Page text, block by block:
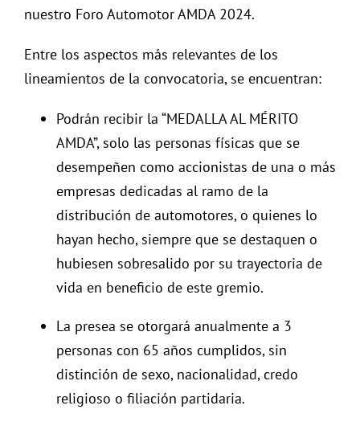
nuestro Foro Automotor AMDA 2024.
Entre los aspectos más relevantes de los
lineamientos de la convocatoria, se encuentran:
Podrán recibir la “MEDALLA AL MÉRITO
AMDA”, solo las personas físicas que se
desempeñen como accionistas de una o más
empresas dedicadas al ramo de la
distribución de automotores, o quienes lo
hayan hecho, siempre que se destaquen o
hubiesen sobresalido por su trayectoria de
vida en beneficio de este gremio.
La presea se otorgará anualmente a 3
personas con 65 años cumplidos, sin
distinción de sexo, nacionalidad, credo
religioso o filiación partidaria.